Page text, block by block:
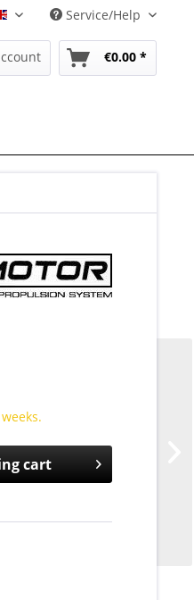
EN Service/Help
€0.00 *
cart